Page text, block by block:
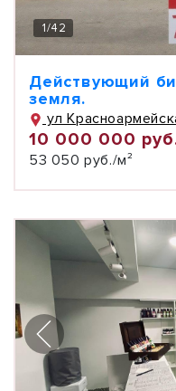
1/42
Действующий
земля.
ул
10 000 000
53 050 руб./м²